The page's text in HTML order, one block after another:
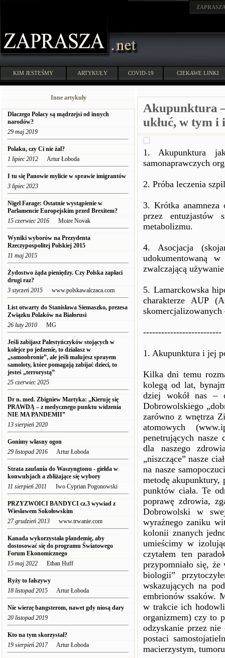
KIM JESTEŚMY ARTYKUŁY COVID-19 CIEKAWE LINKI
Inne artykuły
Dlaczego Polacy są mądrzejsi od innych
narodów?
29 maj 2019
Polaku, czy Ci nie żal?
1 lipiec 2012 Artur Łoboda
I tu się Panowie mylicie w sprawie imigrantów
3 lipiec 2023
Nigel Farage: Ostatnie wystąpienie w
Parlamencie Europejskim przed Brexitem?
15 czerwiec 2016 Moire Novak
Wyniki wyborów na Prezydenta
Rzeczypospolitej Polskiej 2015
11 maj 2015
Żydostwo żąda pieniędzy. Czy Polska zapłaci
drugi raz?
3 styczeń 2015 www.polskawalczaca.com
List otwarty do Stanisława Siemaszko, prezesa
Związku Polaków na Białorusi
26 luty 2010 MG
Jeśli zabijasz Palestyńczyków stojących w
kolejce po jedzenie, to działasz w
„samoobronie”, ale jeśli malujesz sprayem
samoloty, które pomagają zabijać dzieci, to
jesteś „terrorystą”
25 czerwiec 2025
Dr n. med. Zbigniew Martyka: „Kieruję się
PRAWDĄ – z medycznego punktu widzenia
NIE MA PANDEMII”
13 sierpień 2020
Gonimy własny ogon
29 listopad 2016 Artur Łoboda
Strata zaufania do Waszyngtonu - giełda w
konwulsjach a zbliżające się wybory
11 sierpień 2011 Iwo Cyprian Pogonowski
PRZYZWOICI BANDYCI cz.3 wywiad z
Wiesławem Sokołowskim
27 grudzień 2013 www.trwanie.com
Kanada wykorzystała plandemię, aby
dostosować się do programu Światowego
Forum Ekonomicznego
15 maj 2022 Ethan Huff
Ryży to fałszywy
18 listopad 2015 Artur Łoboda
Nie wierzę bangsterom, nawet gdy niosą dary
20 listopad 2019
Kto na tym skorzystał?
19 sierpień 2017Artur Łoboda
Akupunktura
ukłuć, w tym i
1. Akupunktura
samonaprawczych
2. Próba leczenia
3. Krótka anamneza
przez entuzjastów
metabolizmu.
4. Asocjacja
udokumentowaną
zwalczającą
5. Lamarckowska
charakterze AUP
--------------------------
1. Akupunktura i jej
Kilka dni temu
kolegą od lat,
dziej wokół nas –
Dobrowolskiego
zarówno z wnętrza
atomowych
penetrujących nasze
dla naszego
„niszczące” nasze
na nasze
metodę akupunktury,
punktów ciała. Te
poprawę zdrowia,
Dobrowolski w
wyraźnego zaniku
kolonii znanych
umieścimy w
czytałem ten
przypomniało się,
biologii”
wskazujących na
embrionów ssaków.
w trakcie ich
organizmem) czy to
odzyskanie przez
postaci
macierzystym,